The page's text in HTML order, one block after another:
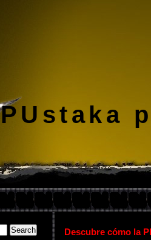
PUstaka
Descubre cómo la